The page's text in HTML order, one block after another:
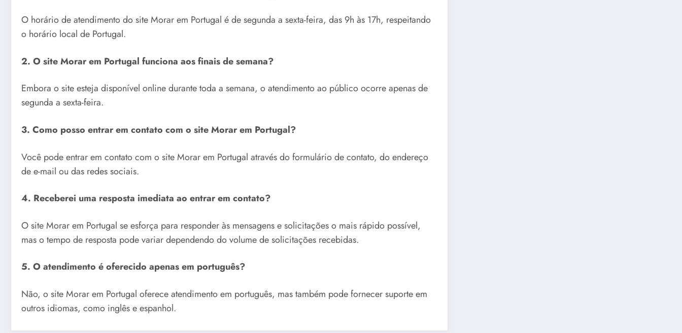
O horário de atendimento do site Morar em Portugal é de segunda a sexta-feira, das 9h às 17h, respeitando
o horário local de Portugal.
2. O site Morar em Portugal funciona aos finais de semana?
Embora o site esteja disponível online durante toda a semana, o atendimento ao público ocorre apenas de
segunda a sexta-feira.
3. Como posso entrar em contato com o site Morar em Portugal?
Você pode entrar em contato com o site Morar em Portugal através do formulário de contato, do endereço
de e-mail ou das redes sociais.
4. Receberei uma resposta imediata ao entrar em contato?
O site Morar em Portugal se esforça para responder às mensagens e solicitações o mais rápido possível,
mas o tempo de resposta pode variar dependendo do volume de solicitações recebidas.
5. O atendimento é oferecido apenas em português?
Não, o site Morar em Portugal oferece atendimento em português, mas também pode fornecer suporte em
outros idiomas, como inglês e espanhol.